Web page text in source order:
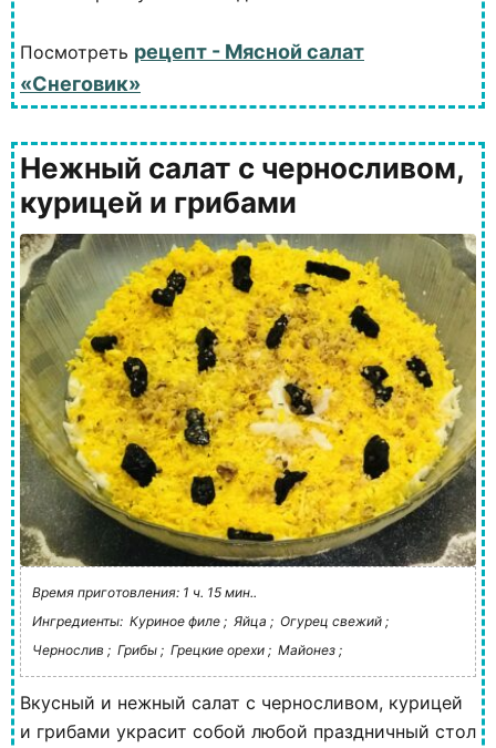
Посмотреть рецепт - Мясной салат
«Снеговик»
Нежный салат с черносливом,
курицей и грибами
Время приготовления: 1 ч. 15 мин..
Ингредиенты: Куриное филе ; Яйца ; Огурец свежий ;
Чернослив ; Грибы ; Грецкие орехи ; Майонез ;
Вкусный и нежный салат с черносливом, курицей
и грибами украсит собой любой праздничный стол